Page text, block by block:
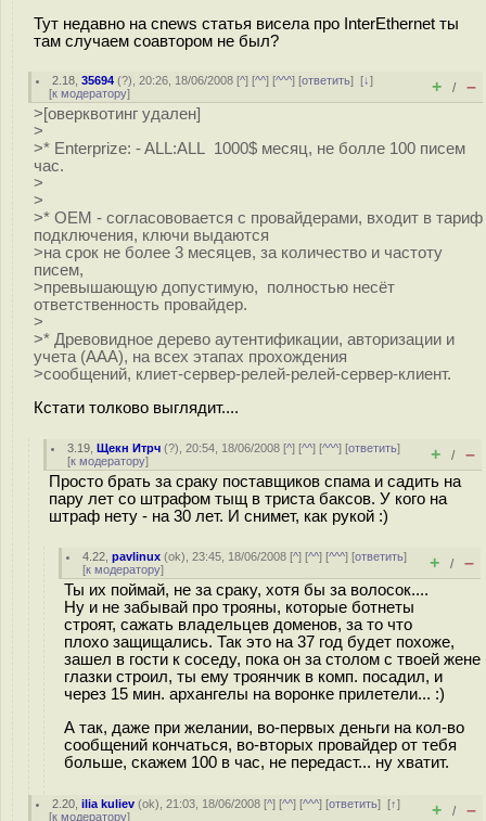
Тут недавно на cnews статья висела про InterEthernet ты
там случаем соавтором не был?
2.18 ,35694 (?), 20:26, 18/06/2008 [^] [^^] [^^^] [ответить][↓]
[к модератору] + / –
>[оверквотинг удален]
>
>* Enterprize: - ALL:ALL 1000$ месяц, не болле 100 писем
час.
>
>
>* OEM - cогласововается с провайдерами, входит в тариф
подключения, ключи выдаются
>на срок не более 3 месяцев, за количество и частоту
писем,
>превышающую допустимую, полностью несёт
ответственность провайдер.
>
>* Древовидное дерево аутентификации, авторизации и
учета (ААА), на всех этапах прохождения
>сообщений, клиет-сервер-релей-релей-сервер-клиент.
Кстати толково выглядит....
3.19 ,Щекн Итрч (?), 20:54, 18/06/2008 [^] [^^] [^^^] [ответить]
[к модератору] + / –
Просто брать за сраку поставщиков спама и садить на
пару лет со штрафом тыщ в триста баксов. У кого на
штраф нету - на 30 лет. И снимет, как рукой :)
4.22 ,pavlinux (ok), 23:45, 18/06/2008 [^] [^^] [^^^] [ответить]
[к модератору] + / –
Ты их поймай, не за сраку, хотя бы за волосок....
Ну и не забывай про трояны, которые ботнеты
строят, сажать владельцев доменов, за то что
плохо защищались. Так это на 37 год будет похоже,
зашел в гости к соседу, пока он за столом с твоей жене
глазки строил, ты ему троянчик в комп. посадил, и
через 15 мин. архангелы на воронке прилетели... :)
А так, даже при желании, во-первых деньги на кол-во
сообщений кончаться, во-вторых провайдер от тебя
больше, скажем 100 в час, не передаст... ну хватит.
2.20 ,ilia kuliev (ok), 21:03, 18/06/2008 [^] [^^] [^^^] [ответить][↑]
[к модератору] + / –